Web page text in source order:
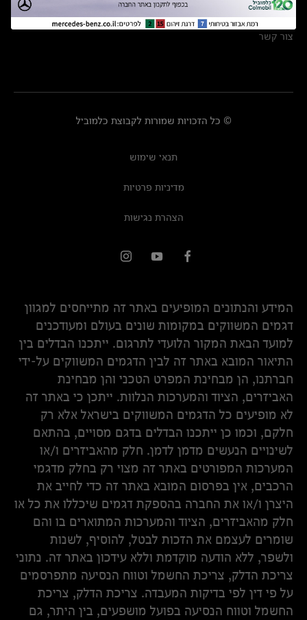
מרכזי שירות
צור קשר
© כל הזכויות שמורות לקבוצת כלמוביל
תנאי שימוש
מדיניות פרטיות
הצהרת נגישות
המידע והנתונים המופיעים באתר זה מתייחסים למגוון
דגמים המשווקים במקומות שונים בעולם ומעודכנים
למועד הבאת המקור הלועדי לתרגום. ייתכנו הבדלים בין
התיאור המובא באתר זה לבין הדגמים המשווקים על-ידי
חברתנו, הן מבחינת המפרט הטכני והן מבחינת
האביזרים, הציוד והמערכות הנלוות. ייתכן כי באתר זה
לא מופיעים כל הדגמים המשווקים בישראל אלא רק
חלקם, וכמו כן ייתכנו הבדלים בדגם מסויים, בהתאם
לשינויים הנעשים מדמן לדמן. חלק מהאביזרים ו/או
המערכות המפורטים באתר זה מצוי רק בחלק מדגמי
הרכבים, אין בפרסום המובא באתר זה כדי לחייב את
היצרן ו/או את החברה בהספקת דגמים שיכללו את כל או
חלק מהאביזרים, הציוד והמערכות המתוארים בו והם
שומרים לעצמם את הזכות לבטל, להוסיף, לשנות
ולשפר, ללא הודעה מוקדמת וללא עידכון באתר זה. נתוני
צריכת הדלק, צריכת החשמל וטווח הנסיעה מתפרסמים
על פי דין לפי בדיקות המעבדה. צריכת הדלק, צריכת
החשמל וטווח הנסיעה בפועל מושפעים, בין היתר, גם